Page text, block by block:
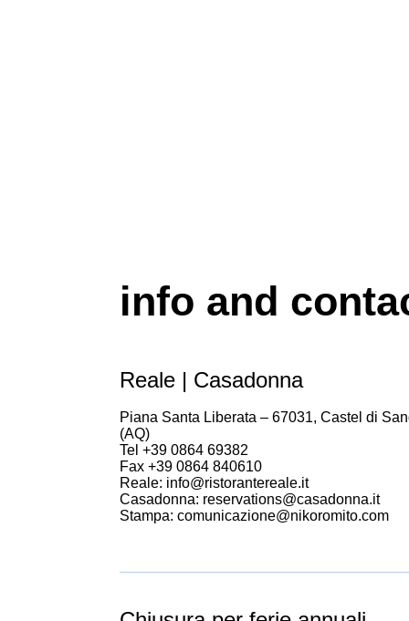
info and
Reale | Casadonna
Piana Santa Liberata – 67031, Castel di
(AQ)
Tel +39 0864 69382
Fax +39 0864 840610
Reale: info@ristorantereale.it
Casadonna: reservations@casadonna.it
Stampa: comunicazione@nikoromito.com